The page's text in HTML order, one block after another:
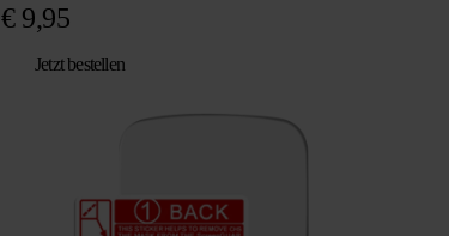
€9,95
Jetzt bestellen